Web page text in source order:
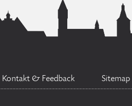
Kontakt & Feedback Sitemap